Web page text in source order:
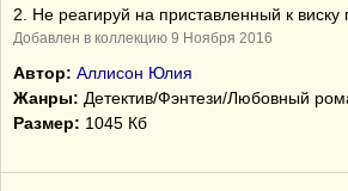
2. Не реагируй на приставленный к виску
Добавлен в коллекцию 9 Ноября 2016
Автор: Аллисон Юлия
Жанры: Детектив/Фэнтези/Любовный
Размер: 1045 Кб